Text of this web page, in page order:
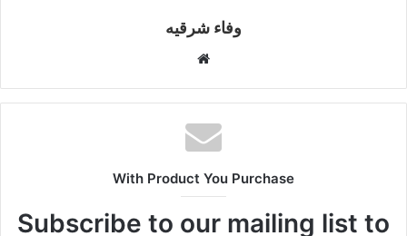
وفاء شرقيه
With Product You Purchase
Subscribe to our mailing list to